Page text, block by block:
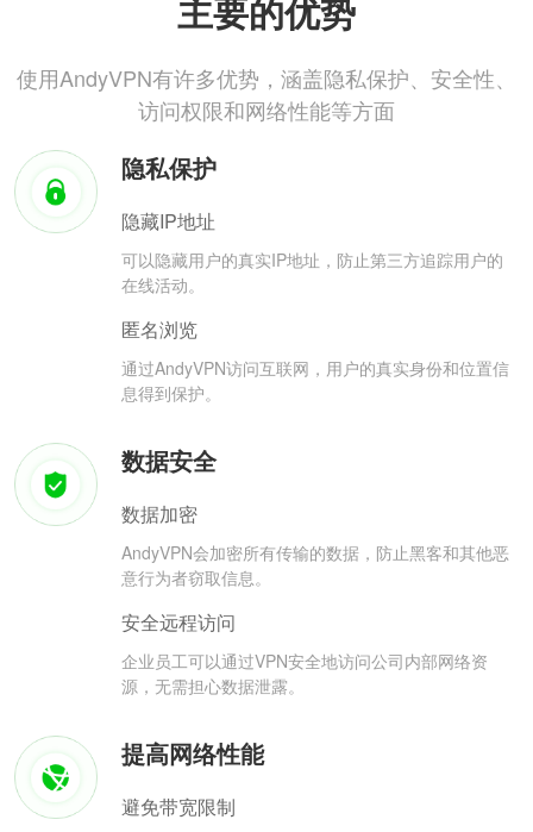
主要的优势
使用AndyVPN有许多优势，涵盖隐私保护、安全性、
访问权限和网络性能等方面
隐私保护
隐藏IP地址
可以隐藏用户的真实IP地址，防止第三方追踪用户的
在线活动。
匿名浏览
通过AndyVPN访问互联网，用户的真实身份和位置信
息得到保护。
数据安全
数据加密
AndyVPN会加密所有传输的数据，防止黑客和其他恶
意行为者窃取信息。
安全远程访问
企业员工可以通过VPN安全地访问公司内部网络资
源，无需担心数据泄露。
提高网络性能
避免带宽限制